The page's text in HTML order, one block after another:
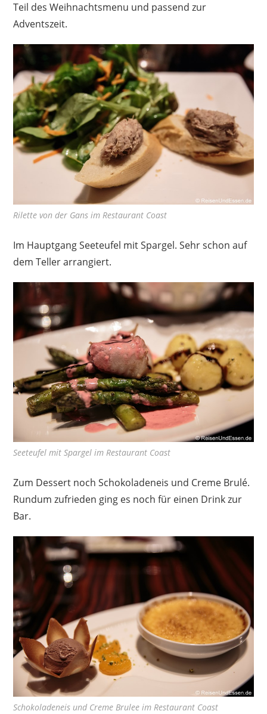
Teil des Weihnachtsmenu und passend zur
Adventszeit.
Rilette von der Gans im Restaurant Coast
Im Hauptgang Seeteufel mit Spargel. Sehr schon auf
dem Teller arrangiert.
Seeteufel mit Spargel im Restaurant Coast
Zum Dessert noch Schokoladeneis und Creme Brulé.
Rundum zufrieden ging es noch für einen Drink zur
Bar.
Schokoladeneis und Creme Brulee im Restaurant Coast